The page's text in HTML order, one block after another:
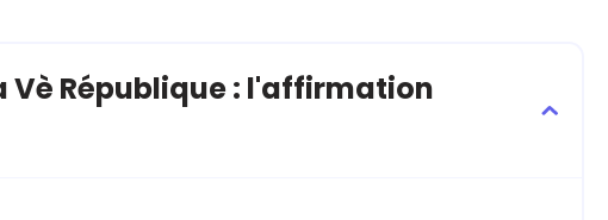
Vè République : l'affirmation